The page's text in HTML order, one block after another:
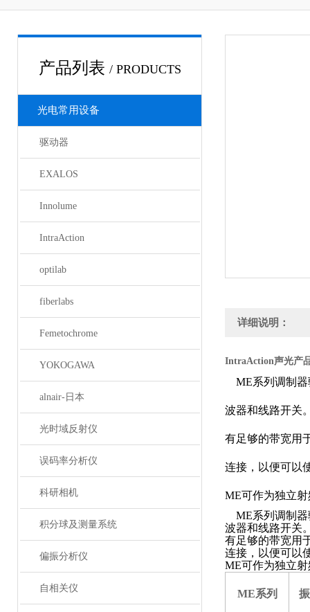
产品列表 / PRODUCTS
光电常用设备
驱动器
EXALOS
Innolume
IntraAction
optilab
fiberlabs
Femetochrome
YOKOGAWA
alnair-日本
光时域反射仪
误码率分析仪
科研相机
积分球及测量系统
偏振分析仪
自相关仪
详细说明：
IntraAction声光产
ME系列调制
波器和线路开关
有足够的带宽用
连接，以便可以
ME可作为独立
ME系列调制
波器和线路开关
有足够的带宽用
连接，以便可以
ME可作为独立
ME系列